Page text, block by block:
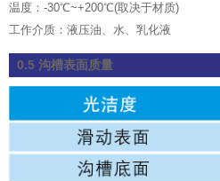
温度：-30℃~+200℃(取决于材质)
工作介质：液压油、水、乳化液
0.5 沟槽表面质量